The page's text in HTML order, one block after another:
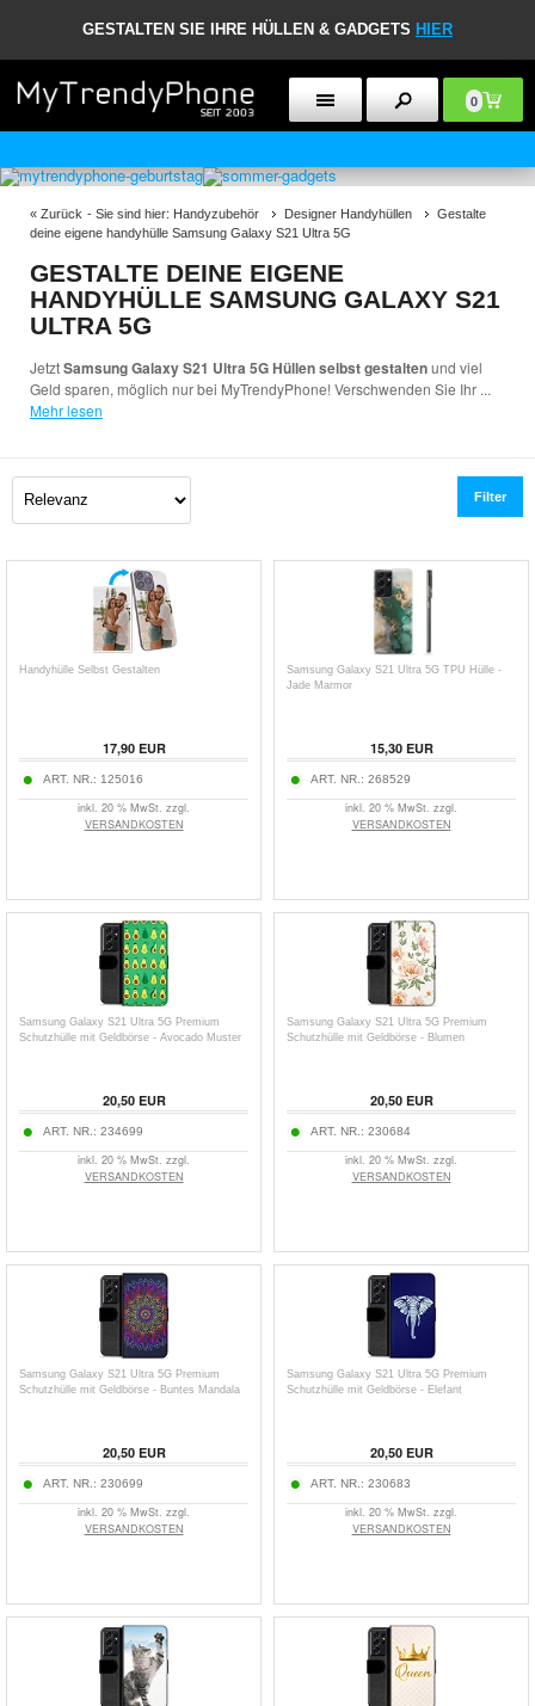
GESTALTEN SIE IHRE HÜLLEN & GADGETS HIER
0
« Zurück - Sie sind hier: Handyzubehör Designer Handyhüllen
Gestalte
deine eigene handyhülle Samsung Galaxy S21 Ultra 5G
GESTALTE DEINE EIGENE
HANDYHÜLLE SAMSUNG GALAXY S21
ULTRA 5G
JetztSamsung Galaxy S21 Ultra 5G Hüllen selbst gestaltenund viel
Geld sparen, möglich nur bei MyTrendyPhone! Verschwenden Sie Ihr ...
Mehr lesen
Filter
Handyhülle Selbst Gestalten
17,90EUR
ART. NR.: 125016
inkl. 20 % MwSt. zzgl.
VERSANDKOSTEN
Samsung Galaxy S21 Ultra 5G TPU Hülle -
Jade Marmor
15,30EUR
ART. NR.: 268529
inkl. 20 % MwSt. zzgl.
VERSANDKOSTEN
Samsung Galaxy S21 Ultra 5G Premium
Schutzhülle mit Geldbörse - Avocado Muster
20,50EUR
ART. NR.: 234699
inkl. 20 % MwSt. zzgl.
VERSANDKOSTEN
Samsung Galaxy S21 Ultra 5G Premium
Schutzhülle mit Geldbörse - Blumen
20,50EUR
ART. NR.: 230684
inkl. 20 % MwSt. zzgl.
VERSANDKOSTEN
Samsung Galaxy S21 Ultra 5G Premium
Schutzhülle mit Geldbörse - Buntes Mandala
20,50EUR
ART. NR.: 230699
inkl. 20 % MwSt. zzgl.
VERSANDKOSTEN
Samsung Galaxy S21 Ultra 5G Premium
Schutzhülle mit Geldbörse - Elefant
20,50EUR
ART. NR.: 230683
inkl. 20 % MwSt. zzgl.
VERSANDKOSTEN